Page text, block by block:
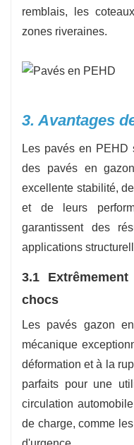
remblais, les
zones riveraines.
3. Avantages
Les pavés en PEHD
des pavés en
excellente stabilité,
et de leurs
garantissent des
applications
3.1
chocs
Les pavés gazon
mécanique
déformation et à la
parfaits pour une
circulation
de charge, comme